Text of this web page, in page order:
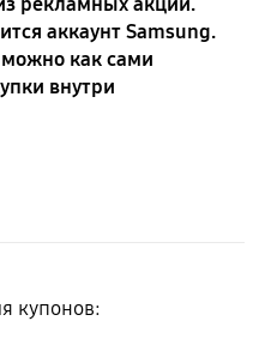
аккаунт Samsung.
как сами
внутри
купонов: